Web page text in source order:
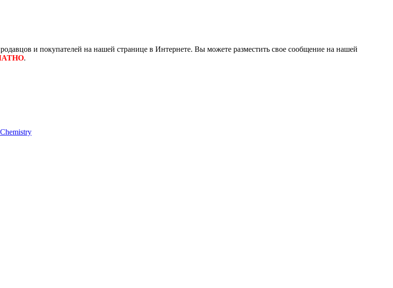
и покупателей на нашей странице в Интернете. Вы можете разместить свое сообщение на нашей
.